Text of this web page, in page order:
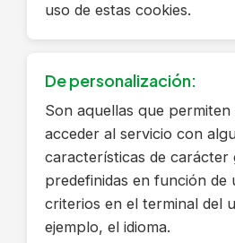
uso de estas cookies.
De personalización:
Son aquellas que permiten
acceder al servicio con
características de carácter
predefinidas en función de
criterios en el terminal del
ejemplo, el idioma.